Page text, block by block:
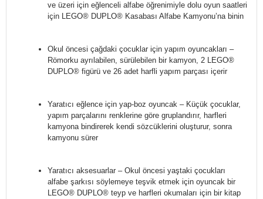
ve üzeri için eğlenceli alfabe öğrenimiyle dolu oyun saatleri
için LEGO® DUPLO® Kasabası Alfabe Kamyonu’na binin
Okul öncesi çağdaki çocuklar için yapım oyuncakları –
Römorku ayrılabilen, sürülebilen bir kamyon, 2 LEGO®
DUPLO® figürü ve 26 adet harfli yapım parçası içerir
Yaratıcı eğlence için yap-boz oyuncak – Küçük çocuklar,
yapım parçalarını renklerine göre gruplandırır, harfleri
kamyona bindirerek kendi sözcüklerini oluşturur, sonra
kamyonu sürer
Yaratıcı aksesuarlar – Okul öncesi yaştaki çocukları
alfabe şarkısı söylemeye teşvik etmek için oyuncak bir
LEGO® DUPLO® teyp ve harfleri okumaları için bir kitap